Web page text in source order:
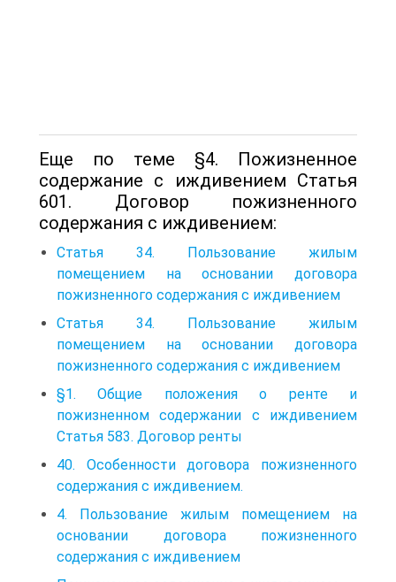
Еще по теме §4. Пожизненное
содержание с иждивением Статья
601. Договор пожизненного
содержания с иждивением:
Статья 34. Пользование жилым
помещением на основании договора
пожизненного содержания с иждивением
Статья 34. Пользование жилым
помещением на основании договора
пожизненного содержания с иждивением
§1. Общие положения о ренте и
пожизненном содержании с иждивением
Статья 583. Договор ренты
40. Особенности договора пожизненного
содержания с иждивением.
4. Пользование жилым помещением на
основании договора пожизненного
содержания с иждивением